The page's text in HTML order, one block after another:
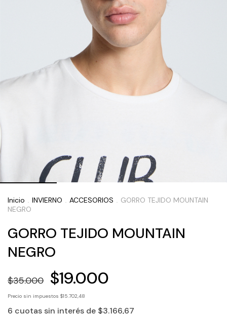
Inicio . INVIERNO . ACCESORIOS . GORRO TEJIDO MOUNTAIN
NEGRO
GORRO TEJIDO MOUNTAIN
NEGRO
$35.000 $19.000
6 cuotas sin interés de $3.166,67
Precio sin impuestos $15.702,48